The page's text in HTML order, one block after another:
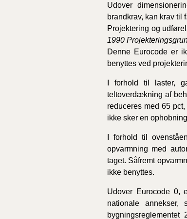
Udover
brandkrav, kan krav til
Projektering og
1990
Denne Eurocode er
benyttes ved
I forhold til laster,
teltoverdækning af
reduceres med 65
ikke sker en
I forhold til
opvarmning med
taget. Såfremt
ikke benyttes.
Udover Eurocode 0,
nationale